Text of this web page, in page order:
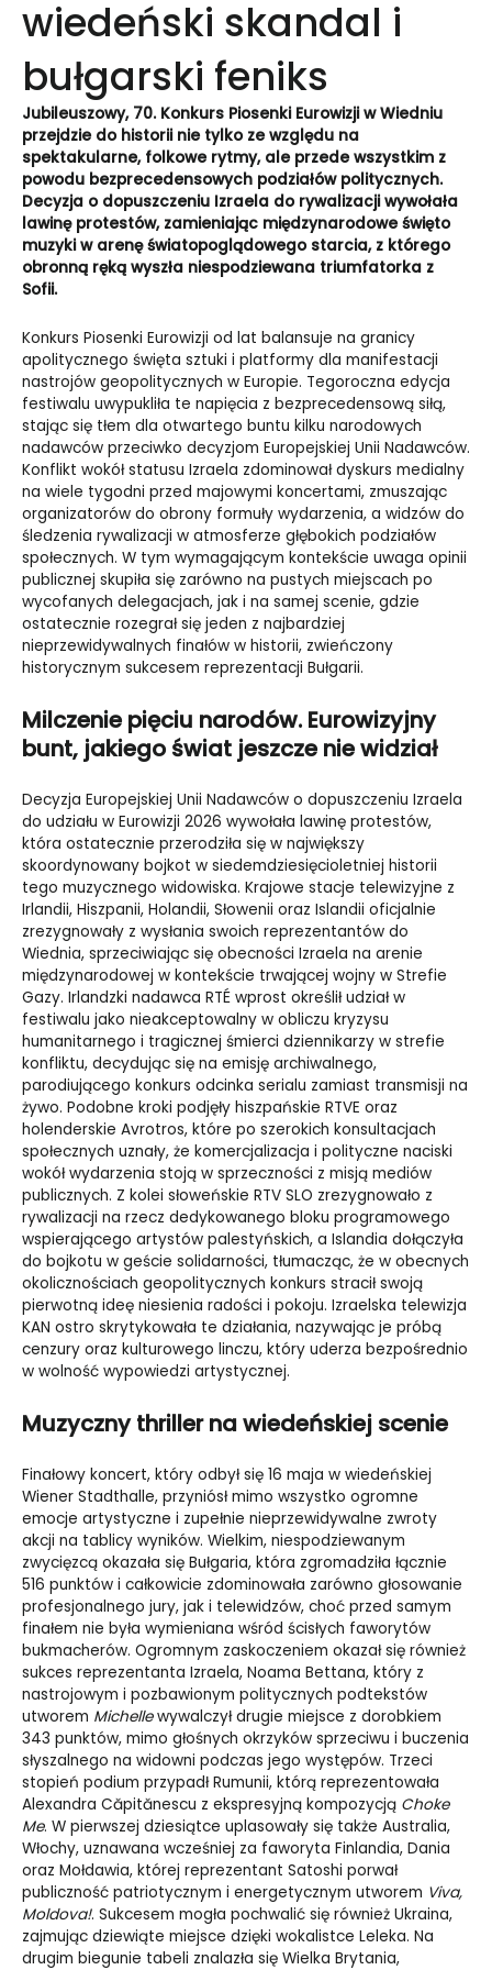
wiedeński skandal i
bułgarski feniks
Jubileuszowy, 70. Konkurs Piosenki Eurowizji w Wiedniu
przejdzie do historii nie tylko ze względu na
spektakularne, folkowe rytmy, ale przede wszystkim z
powodu bezprecedensowych podziałów politycznych.
Decyzja o dopuszczeniu Izraela do rywalizacji wywołała
lawinę protestów, zamieniając międzynarodowe święto
muzyki w arenę światopoglądowego starcia, z którego
obronną ręką wyszła niespodziewana triumfatorka z
Sofii.
Konkurs Piosenki Eurowizji od lat balansuje na granicy
apolitycznego święta sztuki i platformy dla manifestacji
nastrojów geopolitycznych w Europie. Tegoroczna edycja
festiwalu uwypukliła te napięcia z bezprecedensową siłą,
stając się tłem dla otwartego buntu kilku narodowych
nadawców przeciwko decyzjom Europejskiej Unii Nadawców.
Konflikt wokół statusu Izraela zdominował dyskurs medialny
na wiele tygodni przed majowymi koncertami, zmuszając
organizatorów do obrony formuły wydarzenia, a widzów do
śledzenia rywalizacji w atmosferze głębokich podziałów
społecznych. W tym wymagającym kontekście uwaga opinii
publicznej skupiła się zarówno na pustych miejscach po
wycofanych delegacjach, jak i na samej scenie, gdzie
ostatecznie rozegrał się jeden z najbardziej
nieprzewidywalnych finałów w historii, zwieńczony
historycznym sukcesem reprezentacji Bułgarii.
Milczenie pięciu narodów. Eurowizyjny
bunt, jakiego świat jeszcze nie widział
Decyzja Europejskiej Unii Nadawców o dopuszczeniu Izraela
do udziału w Eurowizji 2026 wywołała lawinę protestów,
która ostatecznie przerodziła się w największy
skoordynowany bojkot w siedemdziesięcioletniej historii
tego muzycznego widowiska. Krajowe stacje telewizyjne z
Irlandii, Hiszpanii, Holandii, Słowenii oraz Islandii oficjalnie
zrezygnowały z wysłania swoich reprezentantów do
Wiednia, sprzeciwiając się obecności Izraela na arenie
międzynarodowej w kontekście trwającej wojny w Strefie
Gazy. Irlandzki nadawca RTÉ wprost określił udział w
festiwalu jako nieakceptowalny w obliczu kryzysu
humanitarnego i tragicznej śmierci dziennikarzy w strefie
konfliktu, decydując się na emisję archiwalnego,
parodiującego konkurs odcinka serialu zamiast transmisji na
żywo. Podobne kroki podjęły hiszpańskie RTVE oraz
holenderskie Avrotros, które po szerokich konsultacjach
społecznych uznały, że komercjalizacja i polityczne naciski
wokół wydarzenia stoją w sprzeczności z misją mediów
publicznych. Z kolei słoweńskie RTV SLO zrezygnowało z
rywalizacji na rzecz dedykowanego bloku programowego
wspierającego artystów palestyńskich, a Islandia dołączyła
do bojkotu w geście solidarności, tłumacząc, że w obecnych
okolicznościach geopolitycznych konkurs stracił swoją
pierwotną ideę niesienia radości i pokoju. Izraelska telewizja
KAN ostro skrytykowała te działania, nazywając je próbą
cenzury oraz kulturowego linczu, który uderza bezpośrednio
w wolność wypowiedzi artystycznej.
Muzyczny thriller na wiedeńskiej scenie
Finałowy koncert, który odbył się 16 maja w wiedeńskiej
Wiener Stadthalle, przyniósł mimo wszystko ogromne
emocje artystyczne i zupełnie nieprzewidywalne zwroty
akcji na tablicy wyników. Wielkim, niespodziewanym
zwycięzcą okazała się Bułgaria, która zgromadziła łącznie
516 punktów i całkowicie zdominowała zarówno głosowanie
profesjonalnego jury, jak i telewidzów, choć przed samym
finałem nie była wymieniana wśród ścisłych faworytów
bukmacherów. Ogromnym zaskoczeniem okazał się również
sukces reprezentanta Izraela, Noama Bettana, który z
nastrojowym i pozbawionym politycznych podtekstów
utworem Michellewywalczył drugie miejsce z dorobkiem
343 punktów, mimo głośnych okrzyków sprzeciwu i buczenia
słyszalnego na widowni podczas jego występów. Trzeci
stopień podium przypadł Rumunii, którą reprezentowała
Alexandra Căpitănescu z ekspresyjną kompozycją Choke
Me. W pierwszej dziesiątce uplasowały się także Australia,
Włochy, uznawana wcześniej za faworyta Finlandia, Dania
oraz Mołdawia, której reprezentant Satoshi porwał
publiczność patriotycznym i energetycznym utworem Viva,
Moldova!. Sukcesem mogła pochwalić się również Ukraina,
zajmując dziewiąte miejsce dzięki wokalistce Leleka. Na
drugim biegunie tabeli znalazła się Wielka Brytania,